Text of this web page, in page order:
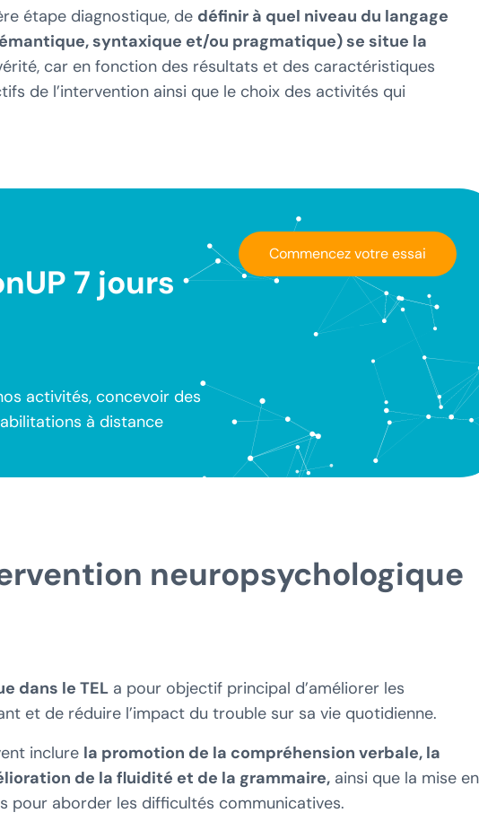
étape diagnostique, de définir à quel niveau du langage
syntaxique et/ou pragmatique) se situe la
car en fonction des résultats et des caractéristiques
de l’intervention ainsi que le choix des activités qui
7 jours
activités, concevoir des
à distance
Commencez votre essai
neuropsychologique
dans le TEL a pour objectif principal d’améliorer les
et de réduire l’impact du trouble sur sa vie quotidienne.
inclure la promotion de la compréhension verbale, la
de la fluidité et de la grammaire, ainsi que la mise en
pour aborder les difficultés communicatives.